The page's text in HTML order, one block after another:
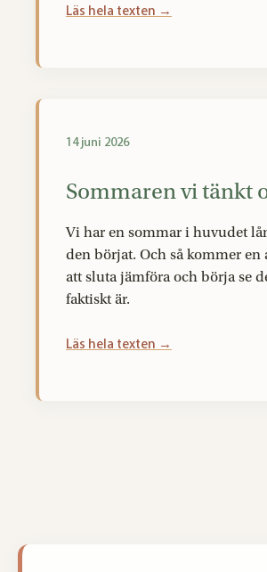
Läs hela texten →
Sommaren vi tänkt
Vi har en sommar i huvudet
den börjat. Och så kommer en
att sluta jämföra och börja se
faktiskt är.
Läs hela texten →
14 juni 2026